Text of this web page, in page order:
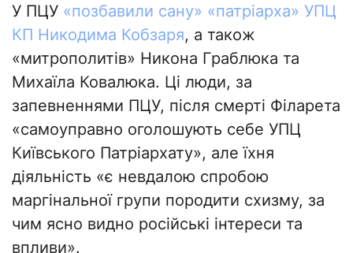
У ПЦУ «позбавили сану» «патріарха» УПЦ
КП Никодима Кобзаря, а також
«митрополитів» Никона Граблюка та
Михаїла Ковалюка. Ці люди, за
запевненнями ПЦУ, після смерті Філарета
«самоуправно оголошують себе УПЦ
Київського Патріархату», але їхня
діяльність «є невдалою спробою
маргінальної групи породити схизму, за
чим ясно видно російські інтереси та
впливи».